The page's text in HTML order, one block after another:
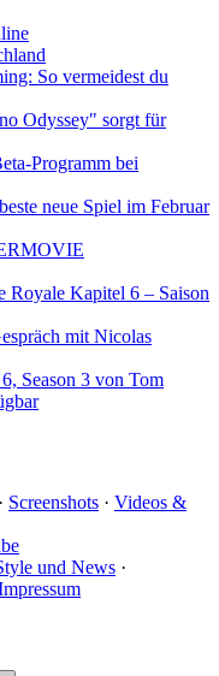
So vermeidest du
Odyssey" sorgt für
Programm bei
neue Spiel im Februar
Royale Kapitel 6 – Saison
mit Nicolas
Season 3 von Tom
· Screenshots · Videos &
und News ·